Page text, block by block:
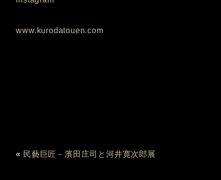
www.kurodatouen.com
« 民藝巨匠－濱田庄司と河井寛次郎展